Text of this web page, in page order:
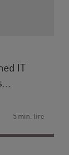
IT
5 min. lire